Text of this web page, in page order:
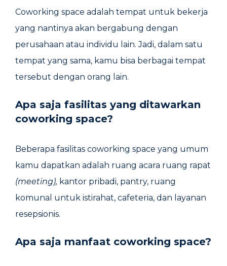
Coworking space adalah tempat untuk bekerja
yang nantinya akan bergabung dengan
perusahaan atau individu lain. Jadi, dalam satu
tempat yang sama, kamu bisa berbagai tempat
tersebut dengan orang lain.
Apa saja fasilitas yang ditawarkan
coworking space?
Beberapa fasilitas coworking space yang umum
kamu dapatkan adalah ruang acara ruang rapat
(meeting), kantor pribadi, pantry, ruang
komunal untuk istirahat, cafeteria, dan layanan
resepsionis.
Apa saja manfaat coworking space?